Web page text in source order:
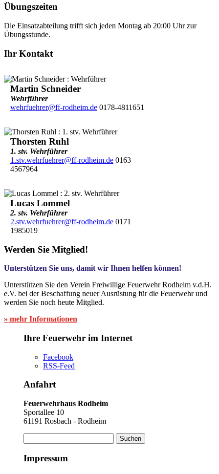
Übungszeiten
Die Einsatzabteilung trifft sich jeden Montag ab 20:00 Uhr zur
Übungsstunde.
Ihr Kontakt
Martin Schneider
Wehrführer
wehrfuehrer@ff-rodheim.de0178-4811651
Thorsten Ruhl
1. stv. Wehrführer
1.stv.wehrfuehrer@ff-rodheim.de0163
4567964
Lucas Lommel
2. stv. Wehrführer
2.stv.wehrfuehrer@ff-rodheim.de0171
1985019
Werden Sie Mitglied!
Unterstützen Sie uns, damit wir Ihnen helfen können!
Unterstützen Sie den Verein Freiwillige Feuerwehr Rodheim v.d.H.
e.V. bei der Beschaffung neuer Ausrüstung für die Feuerwehr und
werden Sie noch heute Mitglied.
» mehr Informationen
Ihre Feuerwehr im Internet
Facebook
RSS-Feed
Anfahrt
Feuerwehrhaus Rodheim
Sportallee 10
61191 Rosbach - Rodheim
nach:
Impressum